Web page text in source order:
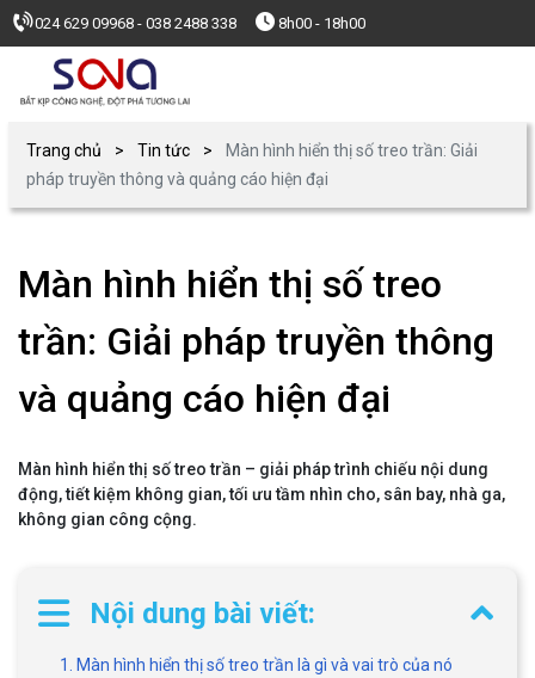
024 629 09968 - 038 2488 338 8h00 - 18h00
Trang chủ Tin tức
Màn hình hiển thị số treo trần: Giải
pháp truyền thông và quảng cáo hiện đại
Màn hình hiển thị số treo
trần: Giải pháp truyền thông
và quảng cáo hiện đại
Màn hình hiển thị số treo trần – giải pháp trình chiếu nội dung
động, tiết kiệm không gian, tối ưu tầm nhìn cho, sân bay, nhà ga,
không gian công cộng.
Nội dung bài viết:
1. Màn hình hiển thị số treo trần là gì và vai trò của nó